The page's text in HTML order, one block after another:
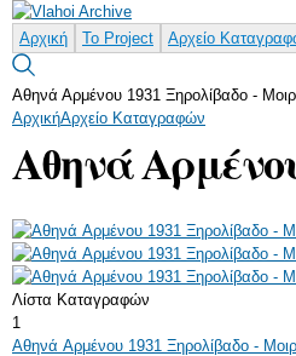
Αρχική Το Project Αρχείο
Αθηνά Αρμένου 1931 Ξηρολίβαδο -
ΑρχικήΑρχείο Καταγραφών
Αθηνά
Λίστα Καταγραφών
1
Αθηνά Αρμένου 1931 Ξηρολίβαδο -